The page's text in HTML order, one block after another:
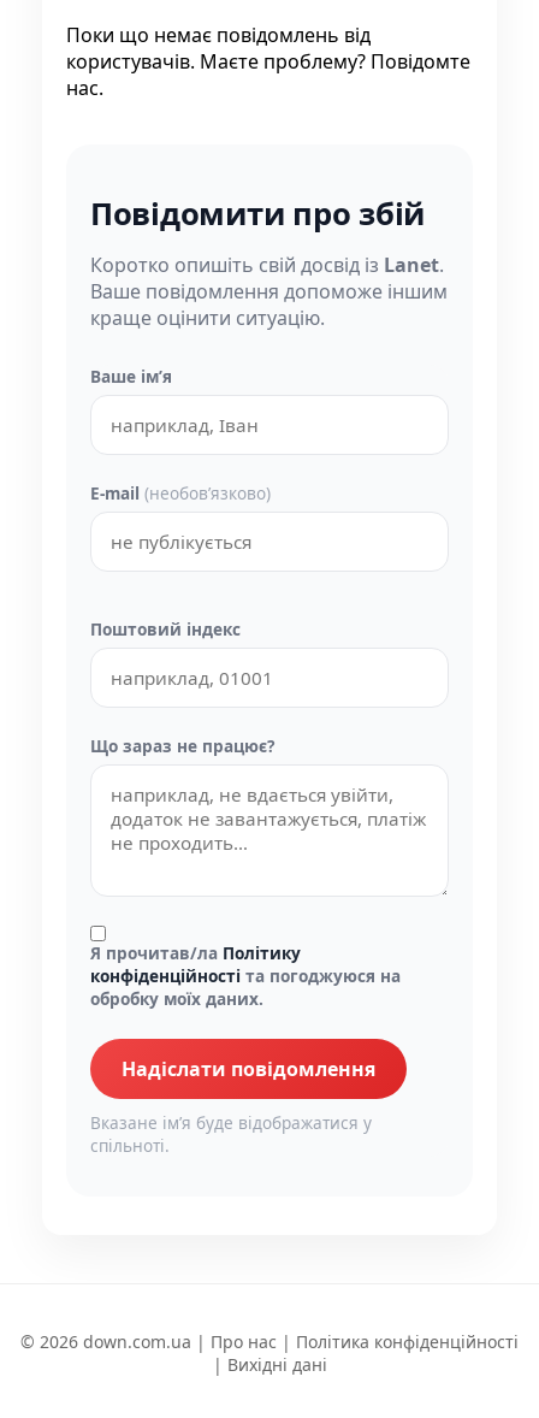
Поки що немає повідомлень від
користувачів. Маєте проблему? Повідомте
нас.
Повідомити про збій
Коротко опишіть свій досвід із Lanet.
Ваше повідомлення допоможе іншим
краще оцінити ситуацію.
Ваше імʼя
E-mail (необовʼязково)
Поштовий індекс
Що зараз не працює?
Я прочитав/ла Політику
конфіденційності та погоджуюся на
обробку моїх даних.
Надіслати повідомлення
Вказане імʼя буде відображатися у
спільноті.
© 2026 down.com.ua | Про нас | Політика конфіденційності
| Вихідні дані